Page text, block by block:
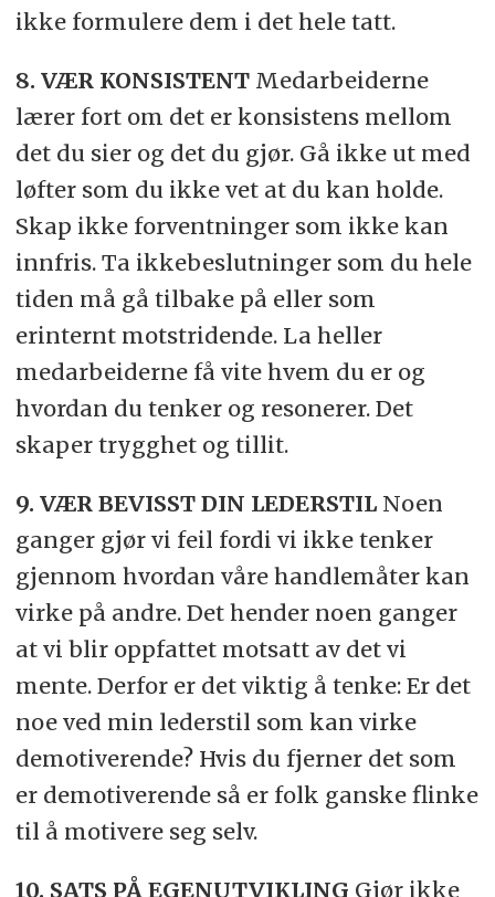
ikke formulere dem i det hele tatt.
8. VÆR KONSISTENTMedarbeiderne
lærer fort om det er konsistens mellom
det du sier og det du gjør. Gå ikke ut med
løfter som du ikke vet at du kan holde.
Skap ikke forventninger som ikke kan
innfris. Ta ikkebeslutninger som du hele
tiden må gå tilbake på eller som
erinternt motstridende. La heller
medarbeiderne få vite hvem du er og
hvordan du tenker og resonerer. Det
skaper trygghet og tillit.
9. VÆR BEVISST DIN LEDERSTILNoen
ganger gjør vi feil fordi vi ikke tenker
gjennom hvordan våre handlemåter kan
virke på andre. Det hender noen ganger
at vi blir oppfattet motsatt av det vi
mente. Derfor er det viktig å tenke: Er det
noe ved min lederstil som kan virke
demotiverende? Hvis du fjerner det som
er demotiverende så er folk ganske flinke
til å motivere seg selv.
10. SATS PÅ EGENUTVIKLING Gjør ikke